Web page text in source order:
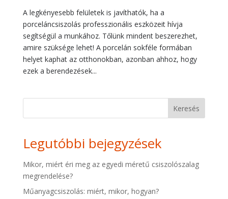
A legkényesebb felületek is javíthatók, ha a
porceláncsiszolás professzionális eszközeit hívja
segítségül a munkához. Tőlünk mindent beszerezhet,
amire szüksége lehet! A porcelán sokféle formában
helyet kaphat az otthonokban, azonban ahhoz, hogy
ezek a berendezések...
Keresés
Legutóbbi bejegyzések
Mikor, miért éri meg az egyedi méretű csiszolószalag
megrendelése?
Műanyagcsiszolás: miért, mikor, hogyan?